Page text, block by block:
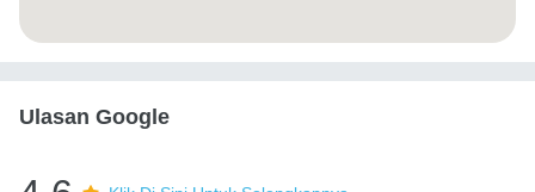
Ulasan Google